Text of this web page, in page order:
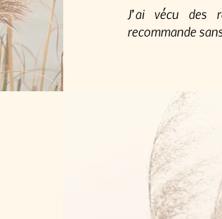
J’ai vécu des
recommande